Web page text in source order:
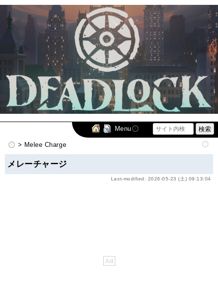
Menu
> Melee Charge
メレーチャージ
Last-modified: 2026-05-23 (土) 09:13:04